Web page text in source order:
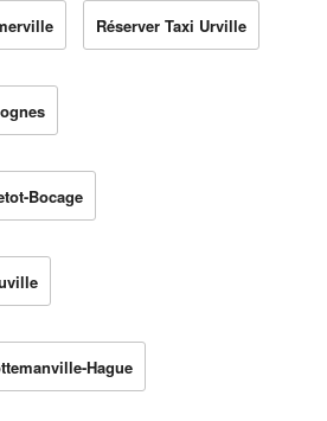
Réserver Taxi Urville
Bocage
Hague